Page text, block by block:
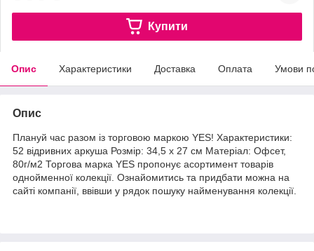
Купити
Опис Характеристики Доставка Оплата Умови
Опис
Плануй час разом із торговою маркою YES! Характеристики:
52 відривних аркуша Розмір: 34,5 x 27 см Матеріал: Офсет,
80г/м2 Торгова марка YES пропонує асортимент товарів
однойменної колекції. Ознайомитись та придбати можна на
сайті компанії, ввівши у рядок пошуку найменування колекції.